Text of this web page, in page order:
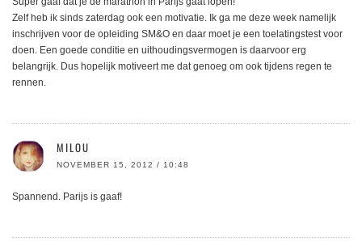
Zelf heb ik sinds zaterdag ook een motivatie. Ik ga me deze week namelijk
inschrijven voor de opleiding SM&O en daar moet je een toelatingstest voor
doen. Een goede conditie en uithoudingsvermogen is daarvoor erg
belangrijk. Dus hopelijk motiveert me dat genoeg om ook tijdens regen te
rennen.
MILOU
NOVEMBER 15, 2012 / 10:48
Spannend. Parijs is gaaf!